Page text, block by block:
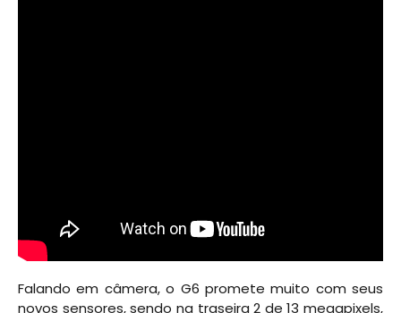
Falando em câmera, o G6 promete muito com seus
novos sensores, sendo na traseira 2 de 13 megapixels,